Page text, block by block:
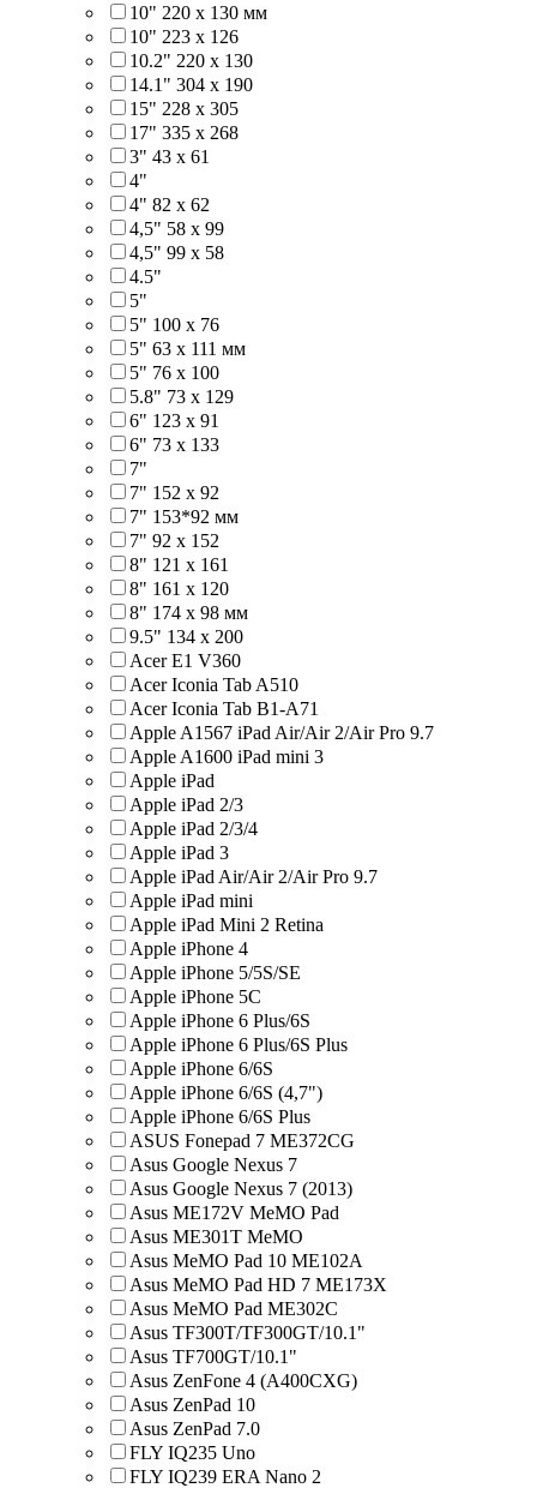
10" 220 x 130 мм
10" 223 x 126
10.2" 220 x 130
14.1" 304 х 190
15" 228 x 305
17" 335 х 268
3" 43 x 61
4"
4" 82 x 62
4,5" 58 х 99
4,5" 99 x 58
4.5"
5"
5" 100 x 76
5" 63 x 111 мм
5" 76 х 100
5.8" 73 x 129
6" 123 х 91
6" 73 х 133
7"
7" 152 x 92
7" 153*92 мм
7" 92 х 152
8" 121 х 161
8" 161 х 120
8" 174 x 98 мм
9.5" 134 x 200
Acer E1 V360
Acer Iconia Tab A510
Acer Iconia Tab B1-A71
Apple A1567 iPad Air/Air 2/Air Pro 9.7
Apple A1600 iPad mini 3
Apple iPad
Apple iPad 2/3
Apple iPad 2/3/4
Apple iPad 3
Apple iPad Air/Air 2/Air Pro 9.7
Apple iPad mini
Apple iPad Mini 2 Retina
Apple iPhone 4
Apple iPhone 5/5S/SE
Apple iPhone 5C
Apple iPhone 6 Plus/6S
Apple iPhone 6 Plus/6S Plus
Apple iPhone 6/6S
Apple iPhone 6/6S (4,7")
Apple iPhone 6/6S Plus
ASUS Fonepad 7 ME372CG
Asus Google Nexus 7
Asus Google Nexus 7 (2013)
Asus ME172V MeMO Pad
Asus ME301T MeMO
Asus MeMO Pad 10 ME102A
Asus MeMO Pad HD 7 ME173X
Asus MeMO Pad ME302C
Asus TF300T/TF300GT/10.1"
Asus TF700GT/10.1"
Asus ZenFone 4 (A400CXG)
Asus ZenPad 10
Asus ZenPad 7.0
FLY IQ235 Uno
FLY IQ239 ERA Nano 2